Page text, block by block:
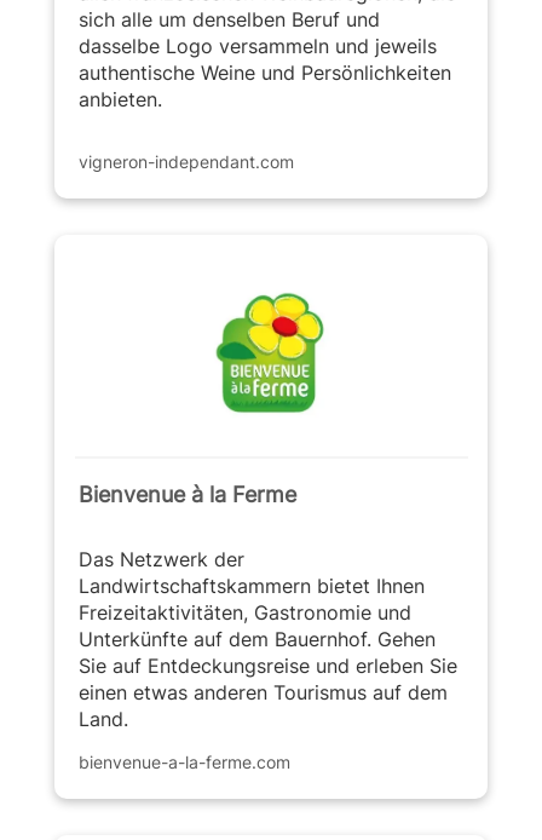
vigneron-independant.com
sich alle um denselben Beruf und
dasselbe Logo versammeln und jeweils
authentische Weine und Persönlichkeiten
anbieten.
bienvenue-a-la-ferme.com
Bienvenue à la Ferme
Das Netzwerk der
Landwirtschaftskammern bietet Ihnen
Freizeitaktivitäten, Gastronomie und
Unterkünfte auf dem Bauernhof. Gehen
Sie auf Entdeckungsreise und erleben Sie
einen etwas anderen Tourismus auf dem
Land.